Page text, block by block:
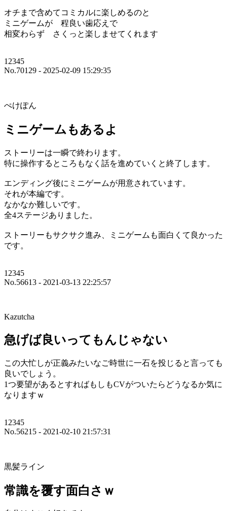
オチまで含めてコミカルに楽しめるのと
ミニゲームが 程良い歯応えで
相変わらず さくっと楽しませてくれます
12345
No.70129 - 2025-02-09 15:29:35
ぺけぽん
ミニゲームもあるよ
ストーリーは一瞬で終わります。
特に操作するところもなく話を進めていくと終了します。
エンディング後にミニゲームが用意されています。
それが本編です。
なかなか難しいです。
全4ステージありました。
ストーリーもサクサク進み、ミニゲームも面白くて良かった
です。
12345
No.56613 - 2021-03-13 22:25:57
Kazutcha
急げば良いってもんじゃない
この大忙しが正義みたいなご時世に一石を投じると言っても
良いでしょう。
1つ要望があるとすればもしもCVがついたらどうなるか気に
なりますｗ
12345
No.56215 - 2021-02-10 21:57:31
黒髪ライン
常識を覆す面白さｗ